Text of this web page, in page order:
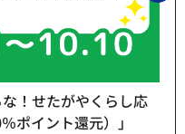
！せたがやくらし応
ポイント還元）」